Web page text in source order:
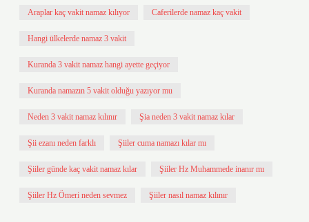
Araplar kaç vakit namaz kılıyor Caferilerde namaz kaç vakit
Hangi ülkelerde namaz 3 vakit
Kuranda 3 vakit namaz hangi ayette geçiyor
Kuranda namazın 5 vakit olduğu yazıyor mu
Neden 3 vakit namaz kılınır Şia neden 3 vakit namaz kılar
Şii ezanı neden farklı Şiiler cuma namazı kılar mı
Şiiler günde kaç vakit namaz kılar Şiiler Hz Muhammede inanır mı
Şiiler Hz Ömeri neden sevmez Şiiler nasıl namaz kılınır